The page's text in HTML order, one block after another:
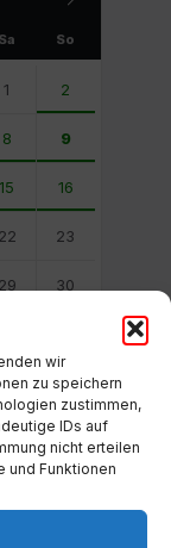
wir
zu speichern
zustimmen,
IDs auf
nicht erteilen
und Funktionen
Sa So
1 2
8 9
15 16
22 23
29 30